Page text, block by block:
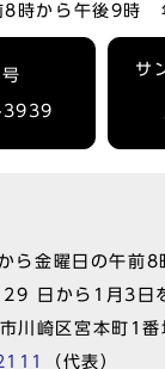
8時から午後9時
サ
ら金曜日の午前
日から1月3日
川崎区宮本町1番
（代表）